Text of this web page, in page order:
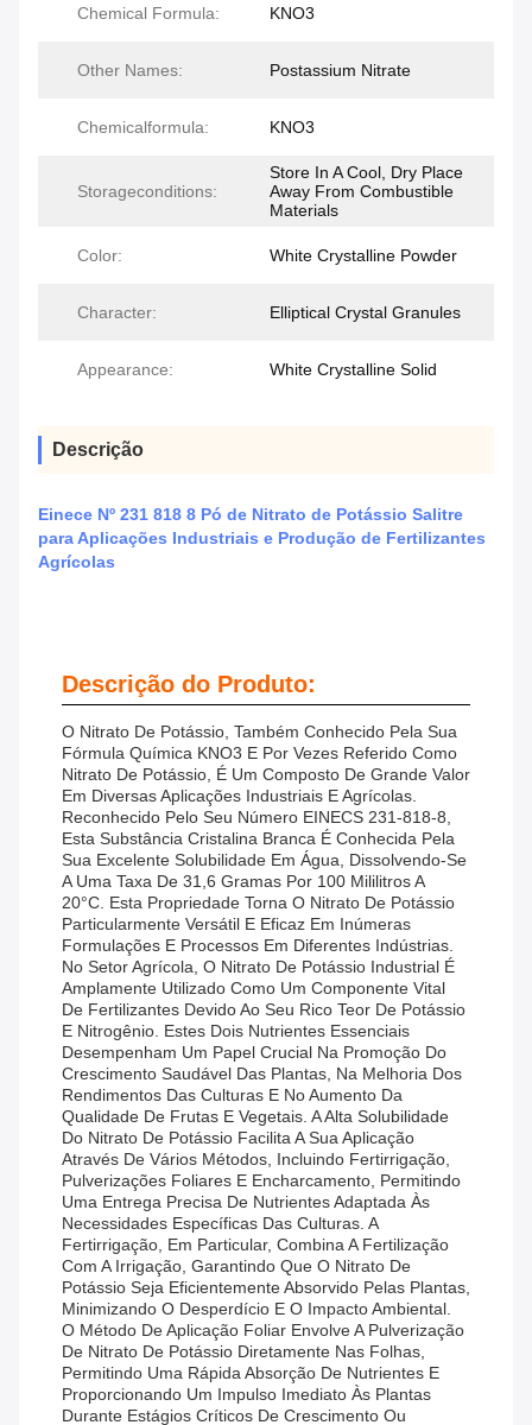
Chemical Formula: KNO3
Other Names: Postassium Nitrate
Chemicalformula: KNO3
Storageconditions:
Store In A Cool, Dry Place
Away From Combustible
Materials
Color: White Crystalline Powder
Character: Elliptical Crystal Granules
Appearance: White Crystalline Solid
Descrição
Einece Nº 231 818 8 Pó de Nitrato de Potássio Salitre
para Aplicações Industriais e Produção de Fertilizantes
Agrícolas
Descrição do Produto:
O Nitrato De Potássio, Também Conhecido Pela Sua
Fórmula Química KNO3 E Por Vezes Referido Como
Nitrato De Potássio, É Um Composto De Grande Valor
Em Diversas Aplicações Industriais E Agrícolas.
Reconhecido Pelo Seu Número EINECS 231-818-8,
Esta Substância Cristalina Branca É Conhecida Pela
Sua Excelente Solubilidade Em Água, Dissolvendo-Se
A Uma Taxa De 31,6 Gramas Por 100 Mililitros A
20°C. Esta Propriedade Torna O Nitrato De Potássio
Particularmente Versátil E Eficaz Em Inúmeras
Formulações E Processos Em Diferentes Indústrias.
No Setor Agrícola, O Nitrato De Potássio Industrial É
Amplamente Utilizado Como Um Componente Vital
De Fertilizantes Devido Ao Seu Rico Teor De Potássio
E Nitrogênio. Estes Dois Nutrientes Essenciais
Desempenham Um Papel Crucial Na Promoção Do
Crescimento Saudável Das Plantas, Na Melhoria Dos
Rendimentos Das Culturas E No Aumento Da
Qualidade De Frutas E Vegetais. A Alta Solubilidade
Do Nitrato De Potássio Facilita A Sua Aplicação
Através De Vários Métodos, Incluindo Fertirrigação,
Pulverizações Foliares E Encharcamento, Permitindo
Uma Entrega Precisa De Nutrientes Adaptada Às
Necessidades Específicas Das Culturas. A
Fertirrigação, Em Particular, Combina A Fertilização
Com A Irrigação, Garantindo Que O Nitrato De
Potássio Seja Eficientemente Absorvido Pelas Plantas,
Minimizando O Desperdício E O Impacto Ambiental.
O Método De Aplicação Foliar Envolve A Pulverização
De Nitrato De Potássio Diretamente Nas Folhas,
Permitindo Uma Rápida Absorção De Nutrientes E
Proporcionando Um Impulso Imediato Às Plantas
Durante Estágios Críticos De Crescimento Ou